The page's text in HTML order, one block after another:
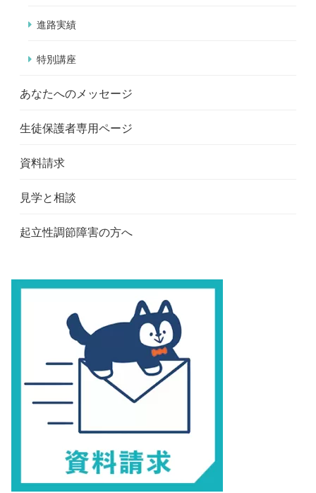
進路実績
特別講座
あなたへのメッセージ
生徒保護者専用ページ
資料請求
見学と相談
起立性調節障害の方へ